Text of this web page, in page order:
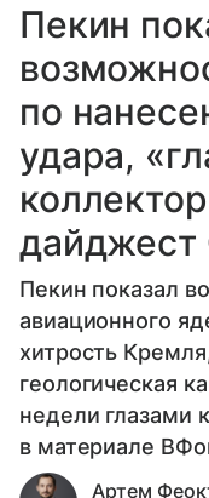
Пекин
по
удара,
Пекин показал
авиационного
хитрость
геологическая
недели глазами
в материале
Артем